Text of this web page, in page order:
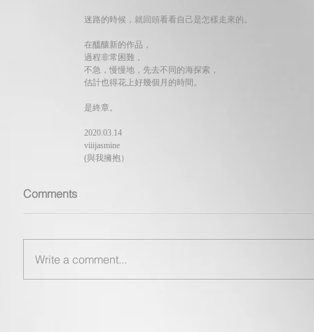
迷路的時候，就回頭看看自己是怎樣走來的。
在醞釀新的作品，
過程非常困難，
不急，慢慢地，先去不同的海探索，
估計也得花上好幾個月的時間。
是終章。
2020.03.14
viiijasmine
(與我擁抱）
Comments
Write a comment...